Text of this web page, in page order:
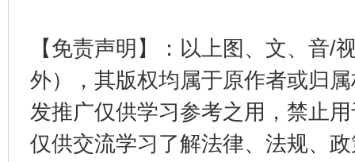
【免责声明】：以上图、文、音/
外），其版权均属于原作者或归
发推广仅供学习参考之用，禁止
仅供交流学习了解法律、法规、
受贿1.44亿！段成刚被判无期 从幼